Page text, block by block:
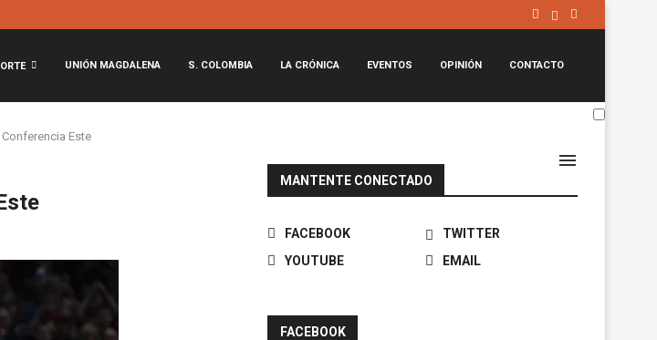
UNIÓN MAGDALENA S. COLOMBIA LA CRÓNICA EVENTOS OPINIÓN CONTACTO
Este
MANTENTE CONECTADO
FACEBOOK
TWITTER
YOUTUBE
EMAIL
FACEBOOK